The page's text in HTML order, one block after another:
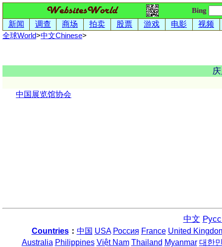
Bing
新闻 调查 商场 拍卖 股票 游戏 电影 视频
全球World>中文Chinese>
中国展览馆协会
中文
Countries： 中国 USA Россия France United
Australia Philippines Việt Nam Thailand Myanmar 대한